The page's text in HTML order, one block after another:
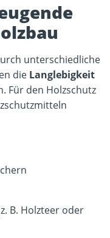
unterschiedliche
die Langlebigkeit
Für den Holzschutz
B. Holzteer oder